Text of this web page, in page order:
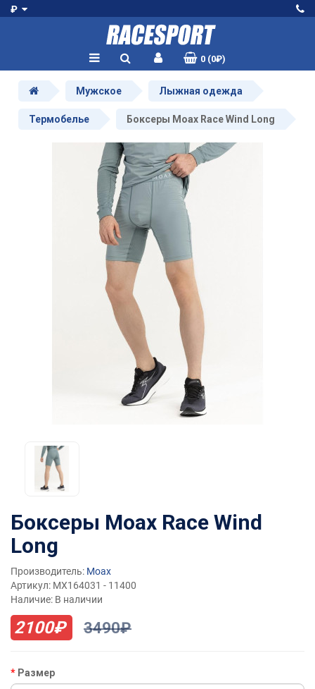
₽
0 (0₽)
Мужское Лыжная одежда
Термобелье Боксеры Moax Race Wind Long
Боксеры Moax Race Wind
Long
Производитель: Moax
Артикул: MX164031 - 11400
Наличие: В наличии
2100₽ 3490₽
Размер